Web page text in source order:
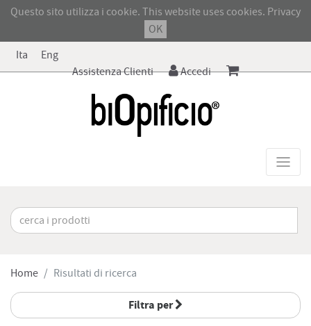
Questo sito utilizza i cookie. This website uses cookies. Privacy
OK
Ita
Eng
Assistenza Clienti
Accedi
Home Risultati di ricerca
Filtra per